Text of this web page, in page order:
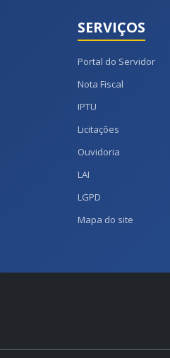
SERVIÇOS
Portal do Servidor
Nota Fiscal
IPTU
Licitações
Ouvidoria
LAI
LGPD
Mapa do site